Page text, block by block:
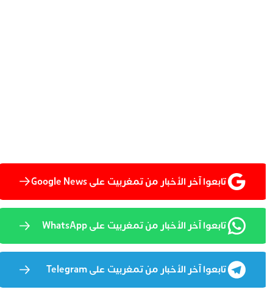
تابعوا آخر الأخبار من تمغربيت على Google News
تابعوا آخر الأخبار من تمغربيت على WhatsApp
تابعوا آخر الأخبار من تمغربيت على Telegram